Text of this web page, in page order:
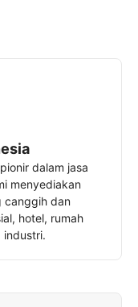
dalam jasa
menyediakan
canggih dan
hotel, rumah
industri.